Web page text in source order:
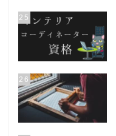
25
26